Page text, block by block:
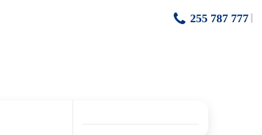
255 787 777